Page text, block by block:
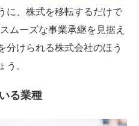
に、株式を移転するだけで
ムーズな事業承継を見据え
分けられる株式会社のほう
。
る業種